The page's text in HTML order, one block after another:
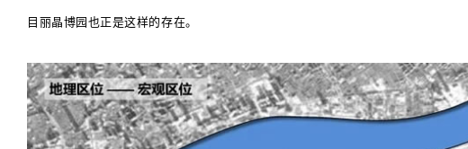
目丽晶博园也正是这样的存在。